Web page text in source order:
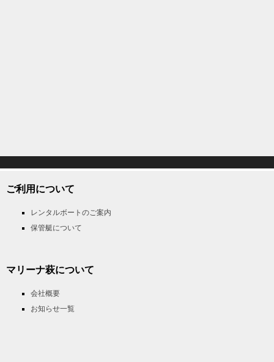
ご利用について
レンタルボートのご案内
保管艇について
マリーナ萩について
会社概要
お知らせ一覧